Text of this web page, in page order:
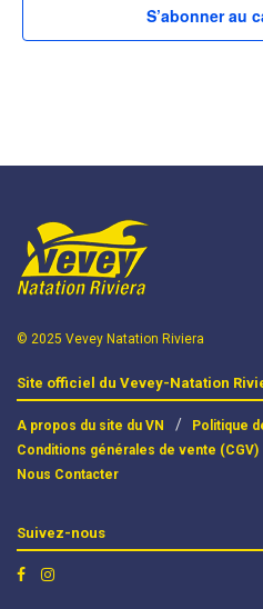
S’abonner au
© 2025 Vevey Natation Riviera
Site officiel du Vevey-Natation
A propos du site du VN Politique
Conditions générales de vente (CGV)
Nous Contacter
Suivez-nous